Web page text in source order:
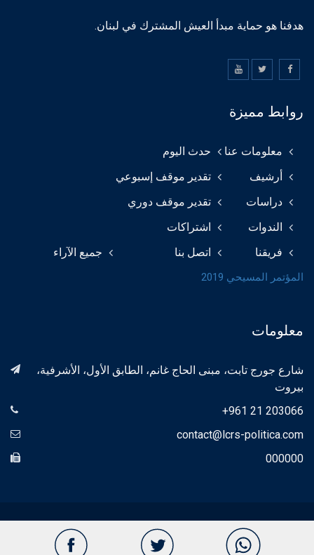
هدفنا هو حماية مبدأ العيش المشترك في لبنان.
روابط مميزة
معلومات عنا
أرشيف
دراسات
الندوات
فريقنا
حدث اليوم
تقدير موقف إسبوعي
تقدير موقف دوري
اشتراكات
اتصل بنا
جميع الآراء
المؤتمر المسيحي 2019
معلومات
شارع جورج تابت، مبنى الحاج غانم، الطابق الأول، الأشرفية،
بيروت
+961 21 203066
contact@lcrs-politica.com
000000
Proximity
Agency